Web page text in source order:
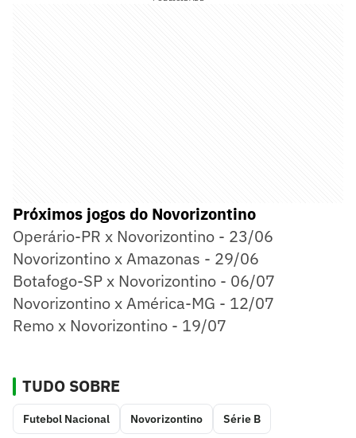
Próximos jogos do Novorizontino
Operário-PR x Novorizontino - 23/06
Novorizontino x Amazonas - 29/06
Botafogo-SP x Novorizontino - 06/07
Novorizontino x América-MG - 12/07
Remo x Novorizontino - 19/07
TUDO SOBRE
Futebol Nacional Novorizontino Série B